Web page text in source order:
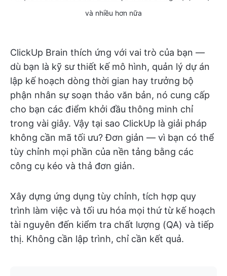
và nhiều hơn nữa
ClickUp Brain thích ứng với vai trò của bạn —
dù bạn là kỹ sư thiết kế mô hình, quản lý dự án
lập kế hoạch dòng thời gian hay trưởng bộ
phận nhân sự soạn thảo văn bản, nó cung cấp
cho bạn các điểm khởi đầu thông minh chỉ
trong vài giây. Vậy tại sao ClickUp là giải pháp
không cần mã tối ưu? Đơn giản — vì bạn có thể
tùy chỉnh mọi phần của nền tảng bằng các
công cụ kéo và thả đơn giản.
Xây dựng ứng dụng tùy chỉnh, tích hợp quy
trình làm việc và tối ưu hóa mọi thứ từ kế hoạch
tài nguyên đến kiểm tra chất lượng (QA) và tiếp
thị. Không cần lập trình, chỉ cần kết quả.